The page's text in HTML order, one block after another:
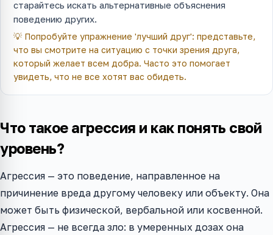
старайтесь искать альтернативные объяснения
поведению других.
💡 Попробуйте упражнение 'лучший друг': представьте,
что вы смотрите на ситуацию с точки зрения друга,
который желает всем добра. Часто это помогает
увидеть, что не все хотят вас обидеть.
Что такое агрессия и как понять свой
уровень?
Агрессия — это поведение, направленное на
причинение вреда другому человеку или объекту. Она
может быть физической, вербальной или косвенной.
Агрессия — не всегда зло: в умеренных дозах она